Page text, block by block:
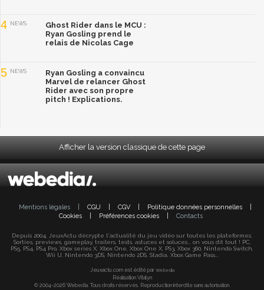
4 NEWS
Ghost Rider dans le MCU :
Ryan Gosling prend le
relais de Nicolas Cage
5 NEWS
Ryan Gosling a convaincu
Marvel de relancer Ghost
Rider avec son propre
pitch ! Explications.
Afficher la version classique de cette page
Mentions légales CGU CGV Politique données personnelles
Cookies
Préférences cookies Contacts
Depuis 2004, JeuxActu décrypte l'actualité du jeu vidéo sur toutes les plateformes.
Sorties, previews, gameplay, trailers, tests, astuces et soluces... on vous dit tout ! PC,
PS5, PS4, PS4 Pro, Xbox series X, Xbox One, Xbox One X, PS3, Xbox 360, Nintendo Switch,
Wii U, Nintendo 3DS, Nintendo 2DS, Stadia, Xbox Game Pass...
Jeuxactu.com est édité par Webedia
Réalisation Vitalyn
© 2004-2026 Webedia. Tous droits réservés. Reproduction interdite sans autorisation.